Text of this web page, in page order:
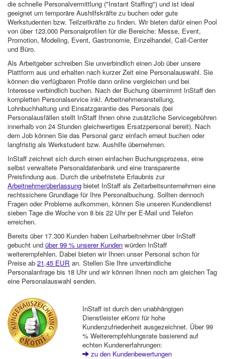
die schnelle Personalvermittlung ("Instant Staffing") und ist ideal
geeignet um temporäre Aushilfskräfte zu buchen oder gute
Werkstudenten bzw. Teilzeitkräfte zu finden. Wir bieten dafür einen Pool
von über 123.000 Personalprofilen für die Bereiche: Messe, Event,
Promotion, Modeling, Event, Gastronomie, Einzelhandel, Call-Center
und Büro.
Als Arbeitgeber schreiben Sie unverbindlich einen Job über unsere
Plattform aus und erhalten nach kurzer Zeit eine Personalauswahl. Sie
können die verfügbaren Profile dann online vergleichen und bei
Interesse verbindlich buchen. Nach der Buchung übernimmt InStaff den
kompletten Personalservice inkl. Arbeitnehmeranstellung,
Lohnbuchhaltung und Einsatzgarantie des Personals (bei
Personalausfällen stellt InStaff Ihnen ohne zusätzliche Servicegebühren
innerhalb von 24 Stunden gleichwertiges Ersatzpersonal bereit). Nach
dem Job können Sie das Personal ganz einfach erneut buchen oder
langfristig als Werkstudent bzw. Aushilfe übernehmen.
InStaff zeichnet sich durch einen einfachen Buchungsprozess, eine
selbst verwaltete Personaldatenbank und eine transparente
Preisfindung aus. Durch die unbefristete Erlaubnis zur
Arbeitnehmerüberlassung bietet InStaff als Zeitarbeitsunternehmen eine
rechtssichere Grundlage für Ihre Personalbuchung. Sollten dennoch
Fragen oder Probleme aufkommen, können Sie unseren Kundendienst
sieben Tage die Woche von 8 bis 22 Uhr per E-Mail und Telefon
erreichen.
Bereits über 17.300 Kunden haben Leiharbeitnehmer über InStaff
gebucht und über 99 % unserer Kunden würden InStaff
weiterempfehlen. Dabei bieten wir Ihnen unser Personal schon für
Preise ab 21,45 EUR an. Stellen Sie Ihre unverbindliche
Personalanfrage bis 18 Uhr und wir können Ihnen noch am gleichen Tag
eine Personalauswahl senden.
InStaff ist durch den unabhängigen
Dienstleister eKomi für hohe
Kundenzufriedenheit ausgezeichnet. Über 99
% Weiterempfehlungsrate basierend auf
echten Kundenerfahrungen:
zu den Kundenbewertungen